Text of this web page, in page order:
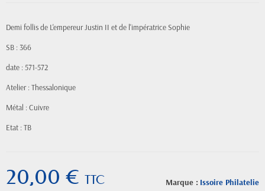
Demi follis de L'empereur Justin II et de l'impératrice Sophie
SB : 366
date : 571-572
Atelier : Thessalonique
Métal : Cuivre
Etat : TB
Marque : Issoire Philatelie
20,00 € TTC